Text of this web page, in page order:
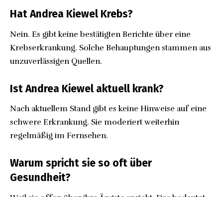
Hat Andrea Kiewel Krebs?
Nein. Es gibt keine bestätigten Berichte über eine
Krebserkrankung. Solche Behauptungen stammen aus
unzuverlässigen Quellen.
Ist Andrea Kiewel aktuell krank?
Nach aktuellem Stand gibt es keine Hinweise auf eine
schwere Erkrankung. Sie moderiert weiterhin
regelmäßig im Fernsehen.
Warum spricht sie so oft über
Gesundheit?